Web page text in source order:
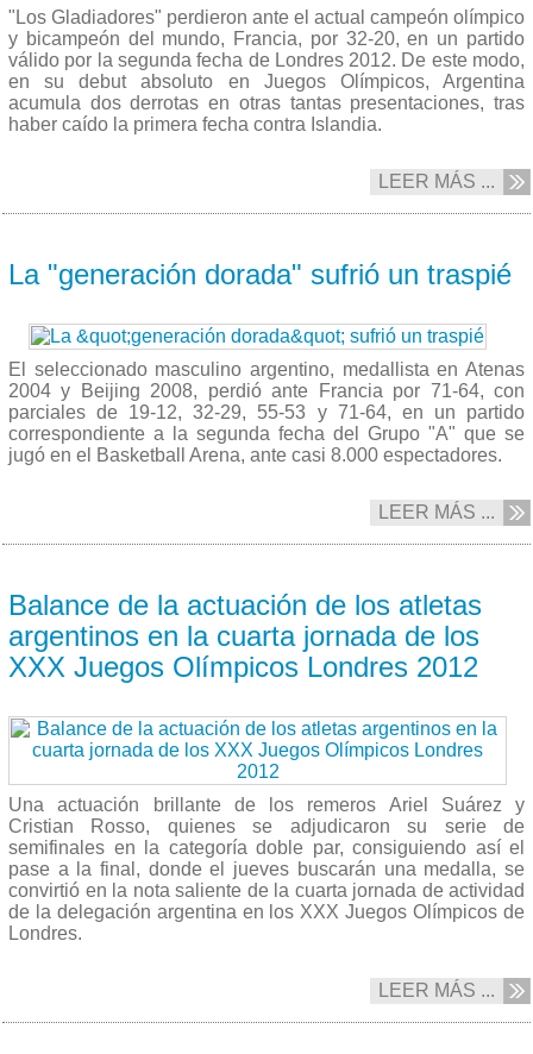
"Los Gladiadores" perdieron ante el actual campeón olímpico
y bicampeón del mundo, Francia, por 32-20, en un partido
válido por la segunda fecha de Londres 2012. De este modo,
en su debut absoluto en Juegos Olímpicos, Argentina
acumula dos derrotas en otras tantas presentaciones, tras
haber caído la primera fecha contra Islandia.
LEER MÁS ...
La "generación dorada" sufrió un traspié
El seleccionado masculino argentino, medallista en Atenas
2004 y Beijing 2008, perdió ante Francia por 71-64, con
parciales de 19-12, 32-29, 55-53 y 71-64, en un partido
correspondiente a la segunda fecha del Grupo "A" que se
jugó en el Basketball Arena, ante casi 8.000 espectadores.
LEER MÁS ...
Balance de la actuación de los atletas
argentinos en la cuarta jornada de los
XXX Juegos Olímpicos Londres 2012
Una actuación brillante de los remeros Ariel Suárez y
Cristian Rosso, quienes se adjudicaron su serie de
semifinales en la categoría doble par, consiguiendo así el
pase a la final, donde el jueves buscarán una medalla, se
convirtió en la nota saliente de la cuarta jornada de actividad
de la delegación argentina en los XXX Juegos Olímpicos de
Londres.
LEER MÁS ...